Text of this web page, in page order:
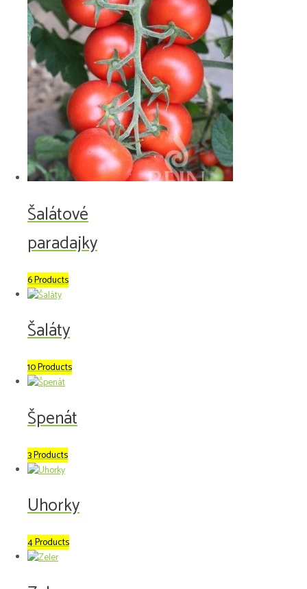
Šalátové
paradajky
6 Products
Šaláty
10 Products
Špenát
3 Products
Uhorky
4 Products